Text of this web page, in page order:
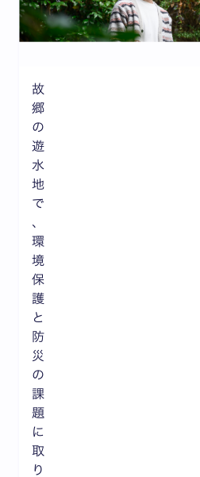
故
郷
の
遊
水
地
で
、
環
境
保
護
と
防
災
の
課
題
に
取
り